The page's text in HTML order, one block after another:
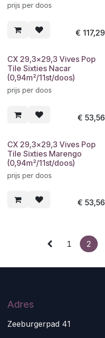
prijs per doos
€ 117,29
CX 29,3x29,3 Vives Pop
Tile Sixties Nacar
(0,94m²/11st/doos)
prijs per doos
€ 53,56
CX 29,3x29,3 Vives Pop
Tile Sixties Marengo
(0,94m²/11st/doos)
prijs per doos
€ 53,56
1 2
Adres
Zeeburgerpad 41